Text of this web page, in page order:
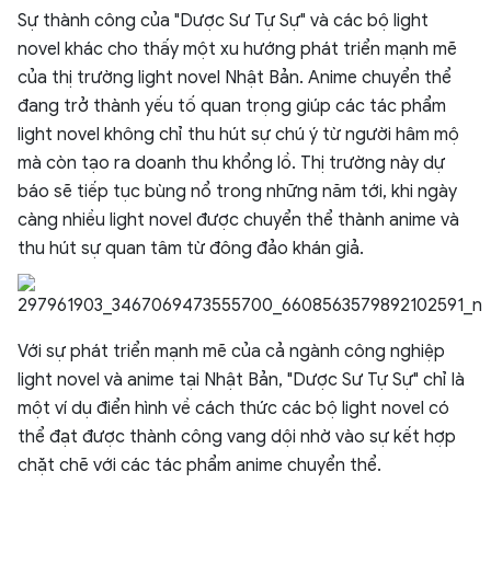
Sự thành công của "Dược Sư Tự Sự" và các bộ light
novel khác cho thấy một xu hướng phát triển mạnh mẽ
của thị trường light novel Nhật Bản. Anime chuyển thể
đang trở thành yếu tố quan trọng giúp các tác phẩm
light novel không chỉ thu hút sự chú ý từ người hâm mộ
mà còn tạo ra doanh thu khổng lồ. Thị trường này dự
báo sẽ tiếp tục bùng nổ trong những năm tới, khi ngày
càng nhiều light novel được chuyển thể thành anime và
thu hút sự quan tâm từ đông đảo khán giả.
Với sự phát triển mạnh mẽ của cả ngành công nghiệp
light novel và anime tại Nhật Bản, "Dược Sư Tự Sự" chỉ là
một ví dụ điển hình về cách thức các bộ light novel có
thể đạt được thành công vang dội nhờ vào sự kết hợp
chặt chẽ với các tác phẩm anime chuyển thể.